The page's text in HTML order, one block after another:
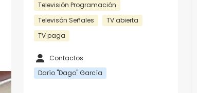
Televisión Programación
Televisón Señales
TV abierta
TV paga
Contactos
Darío "Dago" García